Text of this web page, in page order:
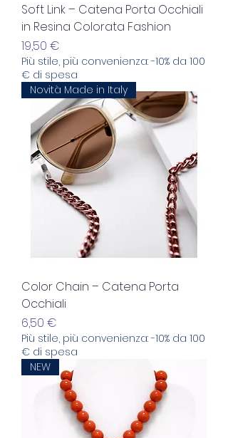
Soft Link – Catena Porta Occhiali
in Resina Colorata Fashion
Prezzo
19,50 €
Più stile, più convenienza: -10% da 100
€ di spesa
Novità Made in Italy
Color Chain – Catena Porta
Occhiali
Prezzo
6,50 €
Più stile, più convenienza: -10% da 100
€ di spesa
NEW